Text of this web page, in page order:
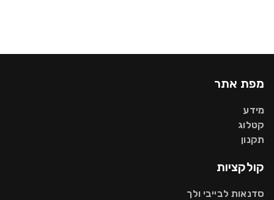
מפת אתר
מידע
קטלוג
תקנון
קולקציות
סדנאות לבייבי ולך